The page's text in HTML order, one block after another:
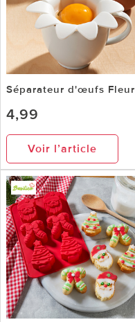
Séparateur d'œufs Fleur
4,99
Voir l’article